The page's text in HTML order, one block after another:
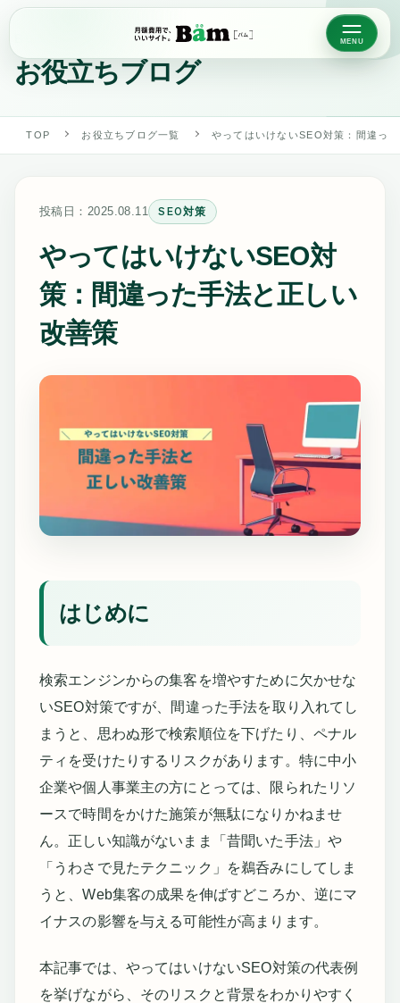
お役立ちブログ
TOP お役立ちブログ一覧 やってはいけないSEO対策：間違っ
投稿日： 2025.08.11 SEO対策
やってはいけないSEO対
策：間違った手法と正しい
改善策
はじめに
検索エンジンからの集客を増やすために欠かせな
いSEO対策ですが、間違った手法を取り入れてし
まうと、思わぬ形で検索順位を下げたり、ペナル
ティを受けたりするリスクがあります。特に中小
企業や個人事業主の方にとっては、限られたリソ
ースで時間をかけた施策が無駄になりかねませ
ん。正しい知識がないまま「昔聞いた手法」や
「うわさで見たテクニック」を鵜呑みにしてしま
うと、Web集客の成果を伸ばすどころか、逆にマ
イナスの影響を与える可能性が高まります。
本記事では、やってはいけないSEO対策の代表例
を挙げながら、そのリスクと背景をわかりやすく